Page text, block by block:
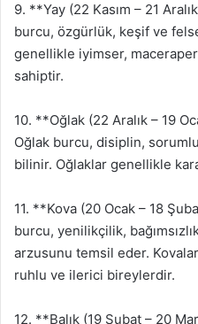
9. **Yay (22 Kasım – 21
burcu, özgürlük, keşif ve
genellikle iyimser,
sahiptir.
10. **Oğlak (22 Aralık – 19
Oğlak burcu, disiplin,
bilinir. Oğlaklar genellikle
11. **Kova (20 Ocak – 18
burcu, yenilikçilik,
arzusunu temsil eder.
ruhlu ve ilerici bireylerdir.
12. **Balık (19 Şubat – 20